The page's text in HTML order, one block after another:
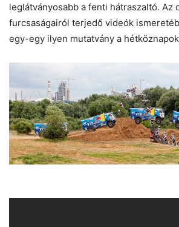
leglátványosabb a fenti hátraszaltó. Az
furcsaságairól terjedő videók
egy-egy ilyen mutatvány a